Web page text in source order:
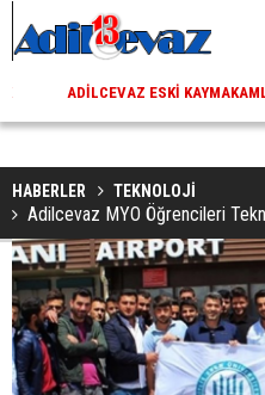
ADILCEVAZ ESKI
HABERLER TEKNOLOJİ
Adilcevaz MYO Öğrencileri